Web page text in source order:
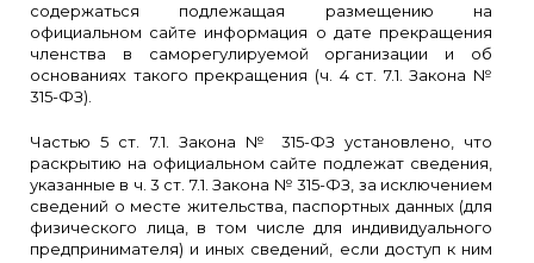
содержаться подлежащая размещению на
официальном сайте информация о дате прекращения
членства в саморегулируемой организации и об
основаниях такого прекращения (ч. 4 ст. 7.1. Закона №
315-ФЗ).
Частью 5 ст. 7.1. Закона № 315-ФЗ установлено, что
раскрытию на официальном сайте подлежат сведения,
указанные в ч. 3 ст. 7.1. Закона № 315-ФЗ, за исключением
сведений о месте жительства, паспортных данных (для
физического лица, в том числе для индивидуального
предпринимателя) и иных сведений, если доступ к ним